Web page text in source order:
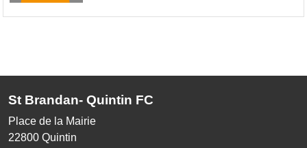
St Brandan- Quintin FC
Place de la Mairie
22800 Quintin